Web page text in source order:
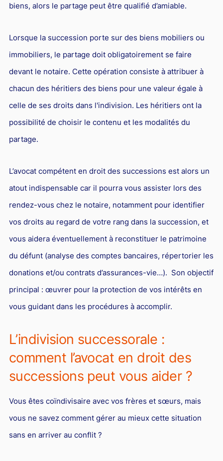
biens, alors le partage peut être qualifié d’amiable.
Lorsque la succession porte sur des biens mobiliers ou
immobiliers, le partage doit obligatoirement se faire
devant le notaire. Cette opération consiste à attribuer à
chacun des héritiers des biens pour une valeur égale à
celle de ses droits dans l'indivision. Les héritiers ont la
possibilité de choisir le contenu et les modalités du
partage.
L’avocat compétent en droit des successions est alors un
atout indispensable car il pourra vous assister lors des
rendez-vous chez le notaire, notamment pour identifier
vos droits au regard de votre rang dans la succession, et
vous aidera éventuellement à reconstituer le patrimoine
du défunt (analyse des comptes bancaires, répertorier les
donations et/ou contrats d’assurances-vie…). Son objectif
principal : œuvrer pour la protection de vos intérêts en
vous guidant dans les procédures à accomplir.
L’indivision successorale :
comment l’avocat en droit des
successions peut vous aider ?
Vous êtes coïndivisaire avec vos frères et sœurs, mais
vous ne savez comment gérer au mieux cette situation
sans en arriver au conflit ?